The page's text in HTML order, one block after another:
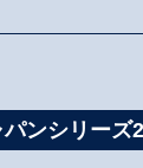
ンシリーズ